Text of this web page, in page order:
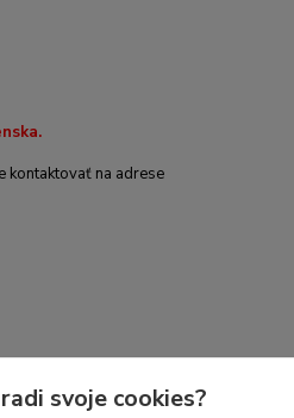
kontaktovať na adrese
svoje cookies?